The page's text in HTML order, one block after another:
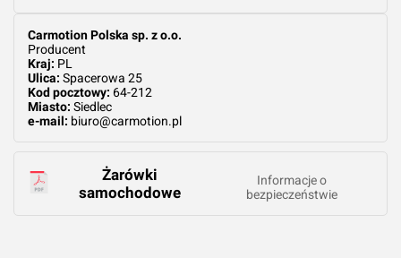
Carmotion Polska sp. z o.o.
Producent
Kraj: PL
Ulica: Spacerowa 25
Kod pocztowy: 64-212
Miasto: Siedlec
e-mail: biuro@carmotion.pl
Żarówki
samochodowe
Informacje o
bezpieczeństwie